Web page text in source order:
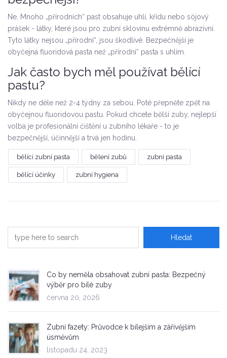
Ne. Mnoho „přírodních“ past obsahuje uhlí, křídu nebo sójový
prášek - látky, které jsou pro zubní sklovinu extrémně abrazivní.
Tyto látky nejsou „přírodní“, jsou škodlivé. Bezpečnější je
obyčejná fluoridová pasta než „přírodní“ pasta s uhlím.
Jak často bych měl používat bělící
pastu?
Nikdy ne déle než 2-4 týdny za sebou. Poté přepněte zpět na
obyčejnou fluoridovou pastu. Pokud chcete bělší zuby, nejlepší
volba je profesionální čištění u zubního lékaře - to je
bezpečnější, účinnější a trvá jen hodinu.
bělící zubní pasta bělení zubů zubní pasta
bělící účinky zubní hygiena
Co by neměla obsahovat zubní pasta: Bezpečný
výběr pro bílé zuby
června 20, 2026
Zubní fazety: Průvodce k bílejším a zářivějším
úsměvům
listopadu 24, 2023